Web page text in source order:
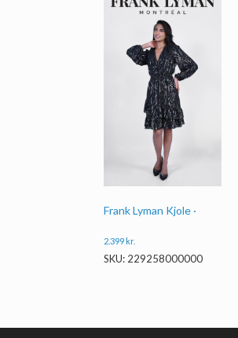
Frank Lyman Kjole ·
2.399kr.
SKU: 229258000000